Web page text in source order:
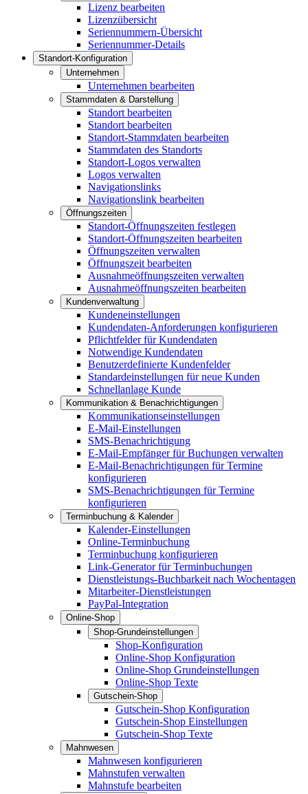
Lizenz bearbeiten
Lizenzübersicht
Seriennummern-Übersicht
Seriennummer-Details
Standort-Konfiguration
Unternehmen
Unternehmen bearbeiten
Stammdaten & Darstellung
Standort bearbeiten
Standort bearbeiten
Standort-Stammdaten bearbeiten
Stammdaten des Standorts
Standort-Logos verwalten
Logos verwalten
Navigationslinks
Navigationslink bearbeiten
Öffnungszeiten
Standort-Öffnungszeiten festlegen
Standort-Öffnungszeiten bearbeiten
Öffnungszeiten verwalten
Öffnungszeit bearbeiten
Ausnahmeöffnungszeiten verwalten
Ausnahmeöffnungszeiten bearbeiten
Kundenverwaltung
Kundeneinstellungen
Kundendaten-Anforderungen konfigurieren
Pflichtfelder für Kundendaten
Notwendige Kundendaten
Benutzerdefinierte Kundenfelder
Standardeinstellungen für neue Kunden
Schnellanlage Kunde
Kommunikation & Benachrichtigungen
Kommunikationseinstellungen
E-Mail-Einstellungen
SMS-Benachrichtigung
E-Mail-Empfänger für Buchungen verwalten
E-Mail-Benachrichtigungen für Termine
konfigurieren
SMS-Benachrichtigungen für Termine
konfigurieren
Terminbuchung & Kalender
Kalender-Einstellungen
Online-Terminbuchung
Terminbuchung konfigurieren
Link-Generator für Terminbuchungen
Dienstleistungs-Buchbarkeit nach Wochentagen
Mitarbeiter-Dienstleistungen
PayPal-Integration
Online-Shop
Shop-Grundeinstellungen
Shop-Konfiguration
Online-Shop Konfiguration
Online-Shop Grundeinstellungen
Online-Shop Texte
Gutschein-Shop
Gutschein-Shop Konfiguration
Gutschein-Shop Einstellungen
Gutschein-Shop Texte
Mahnwesen
Mahnwesen konfigurieren
Mahnstufen verwalten
Mahnstufe bearbeiten